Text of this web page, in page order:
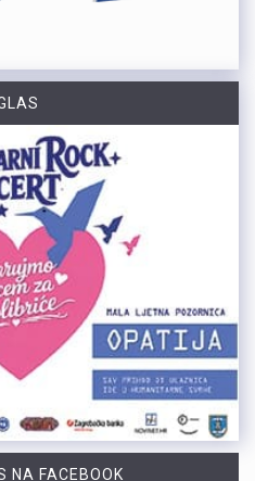
NA FACEBOOK